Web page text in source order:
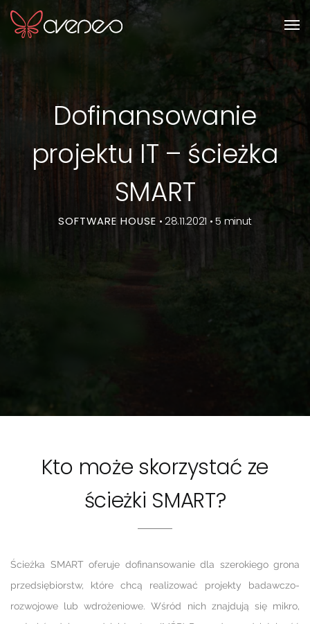
Dofinansowanie
projektu IT – ścieżka
SMART
SOFTWARE HOUSE • 28.11.2021 • 5 minut
Kto może skorzystać ze
ścieżki SMART?
Ścieżka SMART oferuje dofinansowanie dla szerokiego grona
przedsiębiorstw, które chcą realizować projekty badawczo-
rozwojowe lub wdrożeniowe. Wśród nich znajdują się mikro,